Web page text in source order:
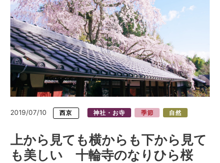
2019/07/10 西京 神社・お寺 季節 自然
上から見ても横からも下から見て
も美しい 十輪寺のなりひら桜